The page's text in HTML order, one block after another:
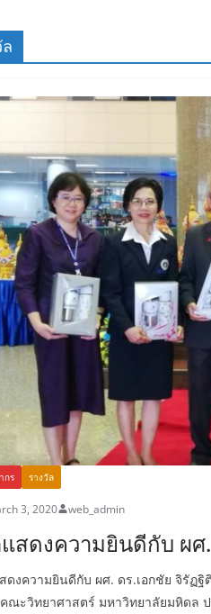
กร รางวัล
3, 2020 web_admin
สดงความยินดีกับ ผศ
ดงความยินดีกับ ผศ. ดร.เอกชัย จิรัฏ
ณะวิทยาศาสตร์ มหาวิทยาลัยมหิดล